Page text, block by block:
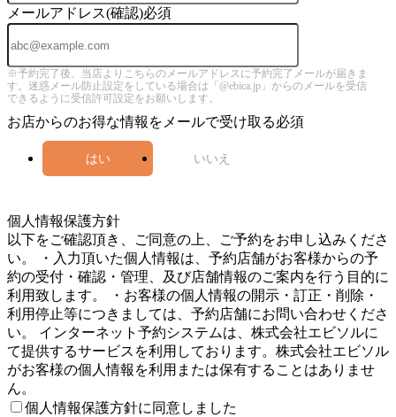
メールアドレス(確認)必須
※予約完了後、当店よりこちらのメールアドレスに予約完了メールが届きま
す。迷惑メール防止設定をしている場合は「@ebica.jp」からのメールを受信
できるように受信許可設定をお願いします。
お店からのお得な情報をメールで受け取る必須
はい いいえ
個人情報保護方針
以下をご確認頂き、ご同意の上、ご予約をお申し込みくださ
い。 ・入力頂いた個人情報は、予約店舗がお客様からの予
約の受付・確認・管理、及び店舗情報のご案内を行う目的に
利用致します。 ・お客様の個人情報の開示・訂正・削除・
利用停止等につきましては、予約店舗にお問い合わせくださ
い。 インターネット予約システムは、株式会社エビソルに
て提供するサービスを利用しております。株式会社エビソル
がお客様の個人情報を利用または保有することはありませ
ん。
個人情報保護方針に同意しました